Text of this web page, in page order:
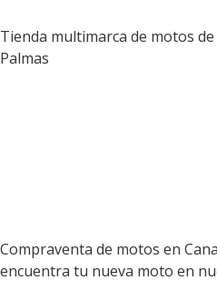
Tienda multimarca de motos
Palmas
Compraventa de motos en
encuentra tu nueva moto en